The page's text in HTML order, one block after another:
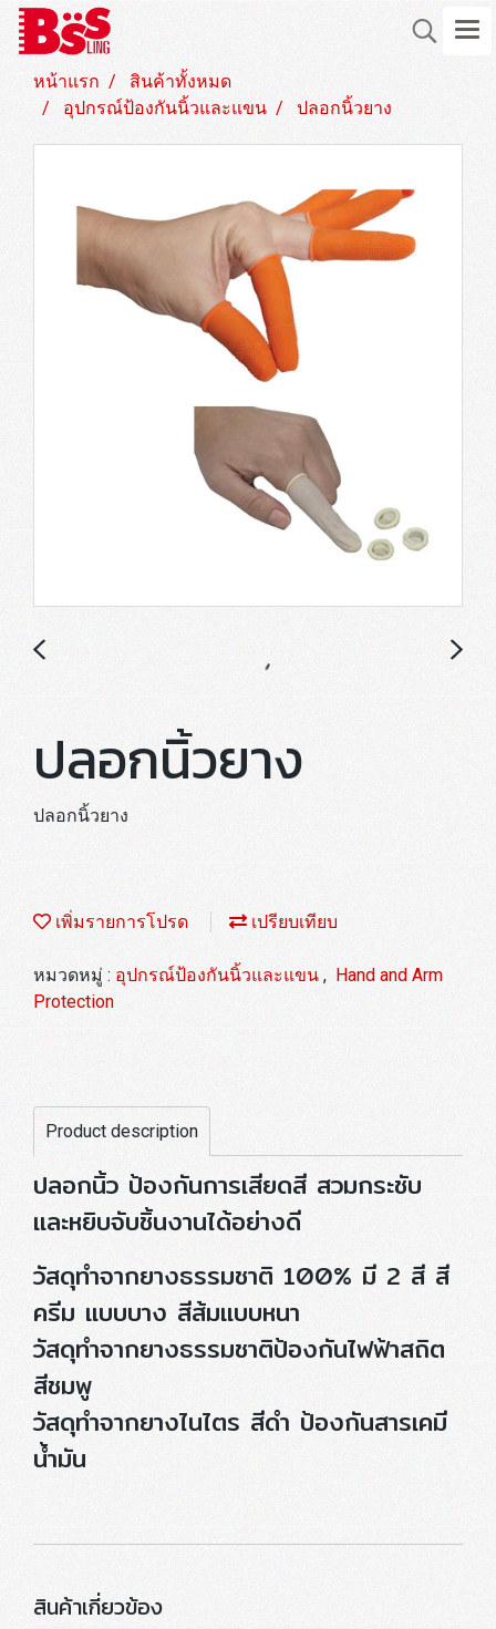
หน้าแรก
สินค้าทั้งหมด
อุปกรณ์ป้องกันนิ้วและแขน
ปลอกนิ้วยาง
ปลอกนิ้วยาง
ปลอกนิ้วยาง
เพิ่มรายการโปรด เปรียบเทียบ
หมวดหมู่ : อุปกรณ์ป้องกันนิ้วและแขน , Hand and Arm
Protection
Product description
ปลอกนิ้ว ป้องกันการเสียดสี สวมกระชับ
และหยิบจับชิ้นงานได้อย่างดี
วัสดุทำจากยางธรรมชาติ 100% มี 2 สี สี
ครีม แบบบาง สีส้มแบบหนา
วัสดุทำจากยางธรรมชาติป้องกันไฟฟ้าสถิต
สีชมพู
วัสดุทำจากยางไนไตร สีดำ ป้องกันสารเคมี
น้ำมัน
สินค้าเกี่ยวข้อง